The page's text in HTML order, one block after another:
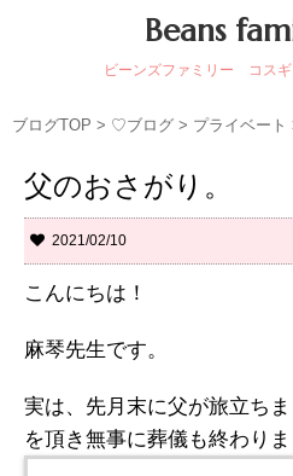
Beans
ビーンズファミリー コス
ブログTOP > ♡ブログ > プライベート
父のおさがり。
2021/02/10
こんにちは！
麻琴先生です。
実は、先月末に父が旅立ち
を頂き無事に葬儀も終わりま